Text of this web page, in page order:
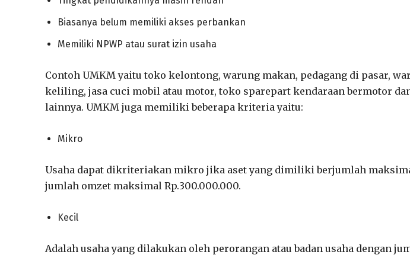
Biasanya belum memiliki akses perbankan
Memiliki NPWP atau surat izin usaha
Contoh UMKM yaitu toko kelontong, warung makan, pedagang di pasar,
keliling, jasa cuci mobil atau motor, toko sparepart kendaraan bermotor
lainnya. UMKM juga memiliki beberapa kriteria yaitu:
Mikro
Usaha dapat dikriteriakan mikro jika aset yang dimiliki berjumlah
jumlah omzet maksimal Rp.300.000.000.
Kecil
Adalah usaha yang dilakukan oleh perorangan atau badan usaha dengan